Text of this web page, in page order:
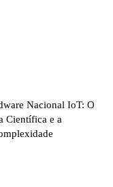
Nacional IoT: O
Científica e a